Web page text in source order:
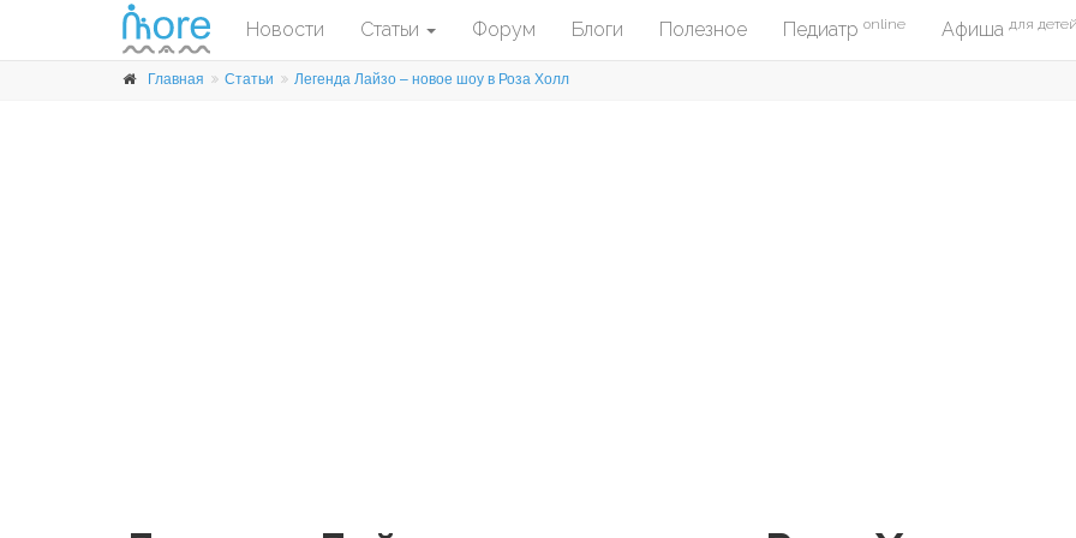
Новости Статьи Форум Блоги Полезное Педиатр online Афиша для детей
Главная Статьи Легенда Лайзо – новое шоу в Роза Холл